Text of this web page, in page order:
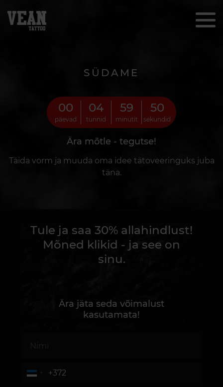
SÜDAME
00
päevad
04
tunnid
59
minutit
48
sekundid
Ära mõtle - tegutse!
Täida vorm ja muuda oma idee tätoveeringuks juba
täna.
Tule ja saa 30% allahindlust!
Mõned klikid - ja see on
sinu.
Ära jäta seda võimalust
kasutamata!